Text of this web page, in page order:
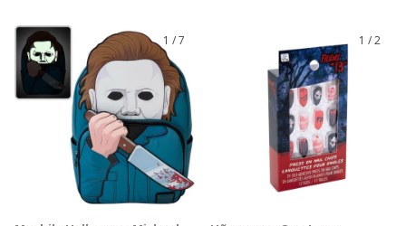
1 /7
GRATIS 1 /2